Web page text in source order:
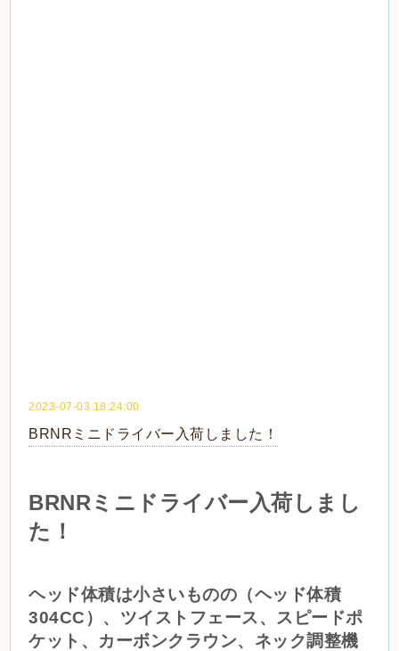
2023-07-03 18:24:00
BRNRミニドライバー入荷しました！
BRNRミニドライバー入荷しまし
た！
ヘッド体積は小さいものの（ヘッド体積
304CC ）、ツイストフェース、スピードポ
ケット、カーボンクラウン、ネック調整機